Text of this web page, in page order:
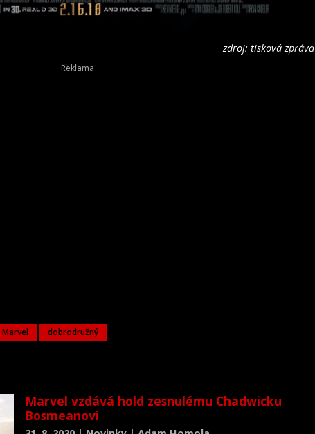
zdroj: tisková zpráva
Marvel dobrodružný
Marvel vzdává hold zesnulému Chadwicku
Bosmeanovi